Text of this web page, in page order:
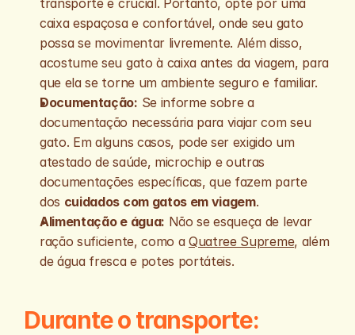
transporte é crucial. Portanto, opte por uma
caixa espaçosa e confortável, onde seu gato
possa se movimentar livremente. Além disso,
acostume seu gato à caixa antes da viagem, para
que ela se torne um ambiente seguro e familiar.
Documentação: Se informe sobre a
documentação necessária para viajar com seu
gato. Em alguns casos, pode ser exigido um
atestado de saúde, microchip e outras
documentações específicas, que fazem parte
dos cuidados com gatos em viagem.
Alimentação e água: Não se esqueça de levar
ração suficiente, como a Quatree Supreme, além
de água fresca e potes portáteis.
Durante o transporte: